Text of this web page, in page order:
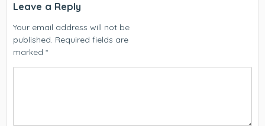
Leave a Reply
Your email address will not be
published. Required fields are
marked*